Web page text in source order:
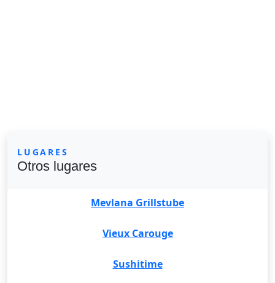
LUGARES
Otros lugares
Mevlana Grillstube
Vieux Carouge
Sushitime